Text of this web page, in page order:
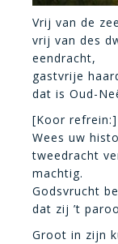
Vrij van de
vrij van des
eendracht,
gastvrije
dat is Oud-
[Koor refrein:]
Wees uw
tweedracht
machtig.
Godsvrucht
dat zij ’t
Groot in zijn